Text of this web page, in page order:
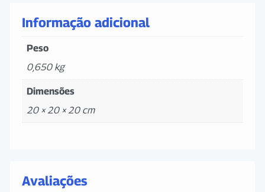
Informação adicional
Peso
0,650 kg
Dimensões
20 × 20 × 20 cm
Avaliações